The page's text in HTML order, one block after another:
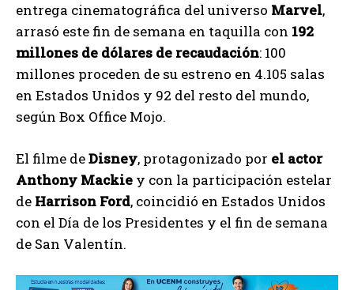
entrega cinematográfica del universo Marvel,
arrasó este fin de semana en taquilla con 192
millones de dólares de recaudación: 100
millones proceden de su estreno en 4.105 salas
en Estados Unidos y 92 del resto del mundo,
según Box Office Mojo.
El filme deDisney, protagonizado por el actor
Anthony Mackie y con la participación estelar
de Harrison Ford, coincidió en Estados Unidos
con el Día de los Presidentes y el fin de semana
de San Valentín.